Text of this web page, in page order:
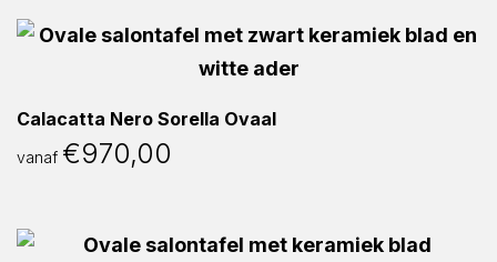
Calacatta Nero Sorella Ovaal
vanaf €970,00